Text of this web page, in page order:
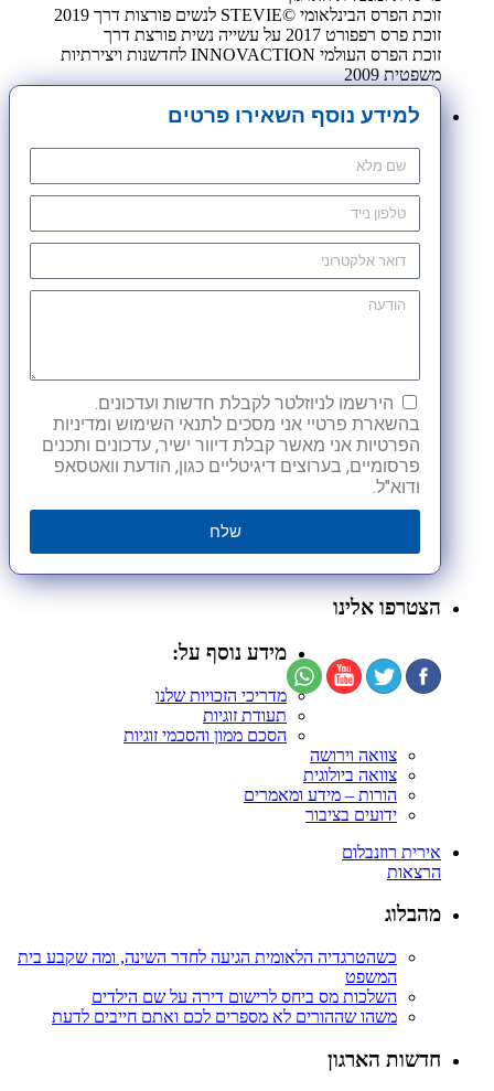
זוכת הפרס הבינלאומי ©STEVIE לנשים פורצות דרך 2019
זוכת פרס רפפורט 2017 על עשייה נשית פורצת דרך
זוכת הפרס העולמי INNOVACTION לחדשנות ויצירתיות
משפטית 2009
למידע נוסף השאירו פרטים
הירשמו לניוזלטר לקבלת חדשות ועדכונים.
בהשארת פרטיי אני מסכים לתנאי השימוש ומדיניות
הפרטיות אני מאשר קבלת דיוור ישיר, עדכונים ותכנים
פרסומיים, בערוצים דיגיטליים כגון, הודעת וואטסאפ
ודוא"ל.
שלח
הצטרפו אלינו
מידע נוסף על:
מדריכי הזכויות שלנו
תעודת זוגיות
הסכם ממון והסכמי זוגיות
צוואה וירושה
צוואה ביולוגית
הורות – מידע ומאמרים
ידועים בציבור
אירית רוזנבלום
הרצאות
מהבלוג
כשהטרגדיה הלאומית הגיעה לחדר השינה, ומה שקבע בית
המשפט
השלכות מס ביחס לרישום דירה על שם הילדים
משהו שההורים לא מספרים לכם ואתם חייבים לדעת
חדשות הארגון